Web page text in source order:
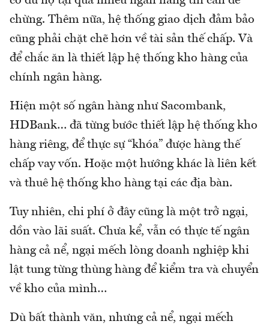
chừng. Thêm nữa, hệ thống giao dịch đảm bảo
cũng phải chặt chẽ hơn về tài sản thế chấp. Và
để chắc ăn là thiết lập hệ thống kho hàng của
chính ngân hàng.
Hiện một số ngân hàng như Sacombank,
HDBank… đã từng bước thiết lập hệ thống kho
hàng riêng, để thực sự “khóa” được hàng thế
chấp vay vốn. Hoặc một hướng khác là liên kết
và thuê hệ thống kho hàng tại các địa bàn.
Tuy nhiên, chi phí ở đây cũng là một trở ngại,
dồn vào lãi suất. Chưa kể, vẫn có thực tế ngân
hàng cả nể, ngại mếch lòng doanh nghiệp khi
lật tung từng thùng hàng để kiểm tra và chuyển
về kho của mình…
Dù bất thành văn, nhưng cả nể, ngại mếch